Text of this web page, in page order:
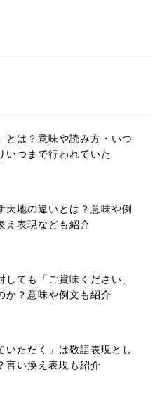
とは？意味や読み方・いつ
いつまで行われていた
天地の違いとは？意味や例
え表現なども紹介
しても「ご賞味ください」
か？意味や例文も紹介
いただく」は敬語表現とし
言い換え表現も紹介